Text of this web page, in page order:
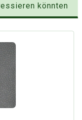
könnten